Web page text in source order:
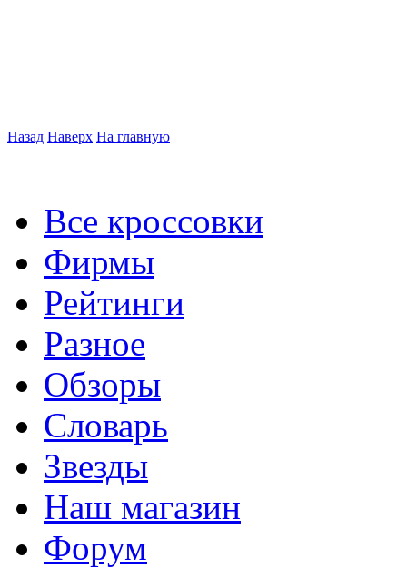
Назад Наверх На главную
Все кроссовки
Фирмы
Рейтинги
Разное
Обзоры
Словарь
Звезды
Наш магазин
Форум